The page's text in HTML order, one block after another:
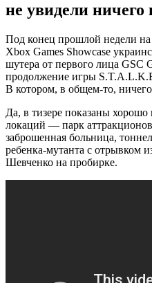
не увидели ничего
Под конец прошлой недели
Xbox Games Showcase
шутера от первого лица GSC
продолжение игры
В котором, в общем-то,
Да, в тизере показаны
локаций — парк
заброшенная больница,
ребенка-мутанта с отрывком
Шевченко на пробирке.